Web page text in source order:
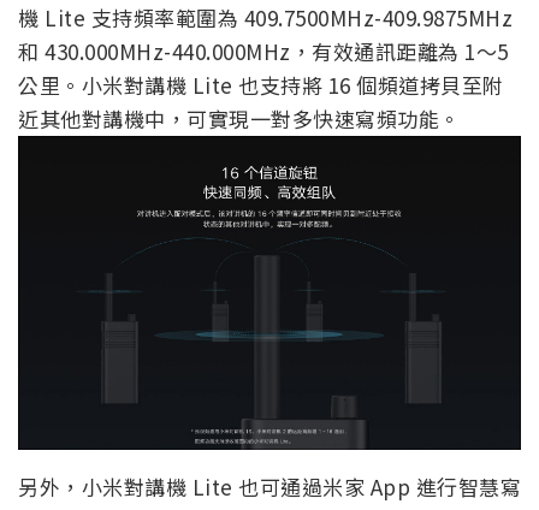
機 Lite 支持頻率範圍為 409.7500MHz-409.9875MHz
和 430.000MHz-440.000MHz，有效通訊距離為 1～5
公里。小米對講機 Lite 也支持將 16 個頻道拷貝至附
近其他對講機中，可實現一對多快速寫頻功能。
另外，小米對講機 Lite 也可通過米家 App 進行智慧寫